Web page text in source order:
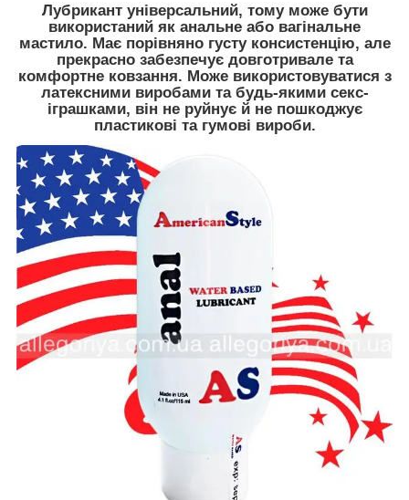
Лубрикант універсальний, тому може бути
використаний як анальне або вагінальне
мастило. Має порівняно густу консистенцію, але
прекрасно забезпечує довготривале та
комфортне ковзання. Може використовуватися з
латексними виробами та будь-якими секс-
іграшками, він не руйнує й не пошкоджує
пластикові та гумові вироби.